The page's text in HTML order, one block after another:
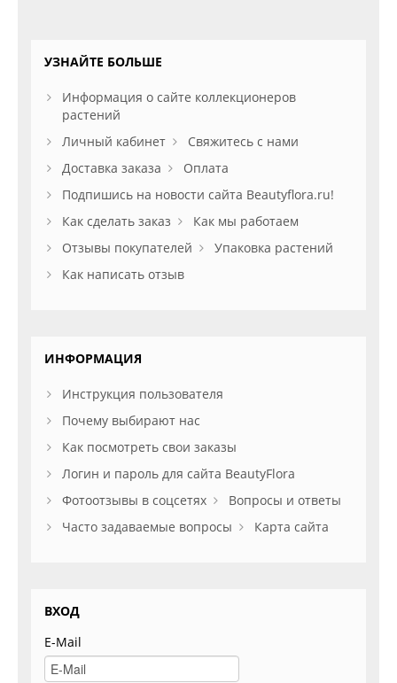
УЗНАЙТЕ БОЛЬШЕ
Информация о сайте коллекционеров
растений
Личный кабинет
Свяжитесь с нами
Доставка заказа
Оплата
Подпишись на новости сайта Beautyflora.ru!
Как сделать заказ
Как мы работаем
Отзывы покупателей
Упаковка растений
Как написать отзыв
ИНФОРМАЦИЯ
Инструкция пользователя
Почему выбирают нас
Как посмотреть свои заказы
Логин и пароль для сайта BeautyFlora
Фотоотзывы в соцсетях
Вопросы и ответы
Часто задаваемые вопросы
Карта сайта
ВХОД
E-Mail